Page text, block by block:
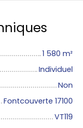
1 580 m²
Individuel
Non
Fontcouverte 17100
VT119